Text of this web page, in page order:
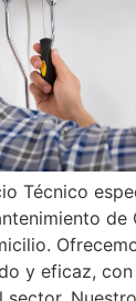
Técnico
y eficaz,